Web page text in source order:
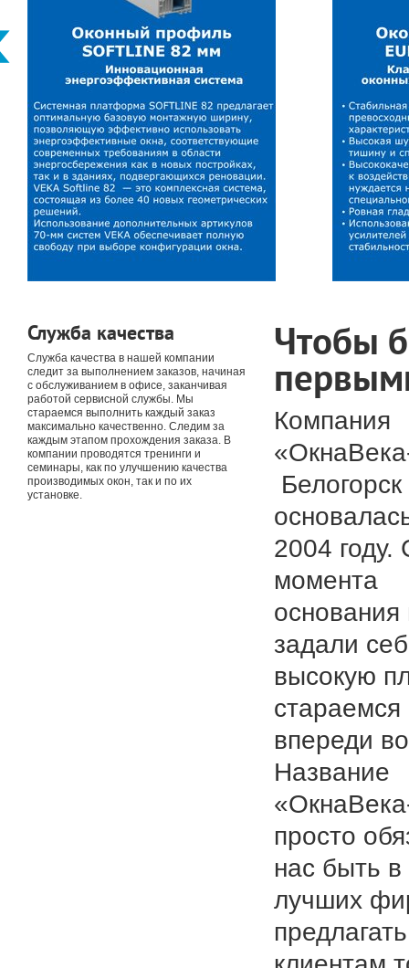
Служба качества
Служба качества в нашей компании
следит за выполнением заказов, начиная
с обслуживанием в офисе, заканчивая
работой сервисной службы. Мы
стараемся выполнить каждый заказ
максимально качественно. Следим за
каждым этапом прохождения заказа. В
компании проводятся тренинги и
семинары, как по улучшению качества
производимых окон, так и по их
установке.
Чтобы
Компания
Белогорск
2004 году.
момента
задали
высокую
впереди
Название
просто
нас быть в
лучших